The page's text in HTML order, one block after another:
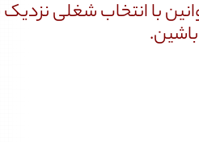
با انتخاب شغلی